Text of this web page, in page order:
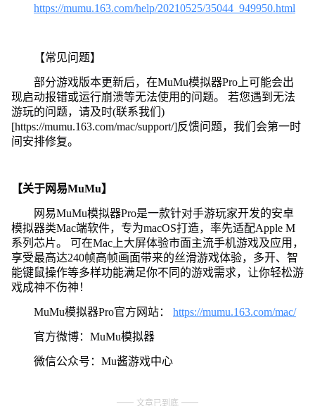
https://mumu.163.com/help/20210525/35044_949950.html
【常见问题】
部分游戏版本更新后，在MuMu模拟器Pro上可能会出
现启动报错或运行崩溃等无法使用的问题。 若您遇到无法
游玩的问题，请及时(联系我们)
[https://mumu.163.com/mac/support/]反馈问题，我们会第一时
间安排修复。
【关于网易MuMu】
网易MuMu模拟器Pro是一款针对手游玩家开发的安卓
模拟器类Mac端软件，专为macOS打造，率先适配Apple M
系列芯片。 可在Mac上大屏体验市面主流手机游戏及应用，
享受最高达240帧高帧画面带来的丝滑游戏体验，多开、智
能键鼠操作等多样功能满足你不同的游戏需求，让你轻松游
戏成神不伤神！
MuMu模拟器Pro官方网站： https://mumu.163.com/mac/
官方微博：MuMu模拟器
微信公众号：Mu酱游戏中心
文章已到底